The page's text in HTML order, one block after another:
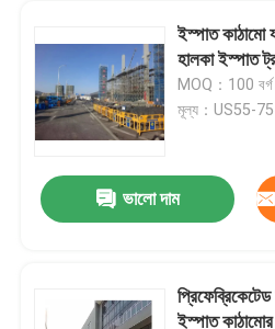
ইস্পাত কাঠামো
হালকা ইস্পাত
MOQ：100 বর্গ
মূল্য：US55-
ভালো দাম
ইস্পাত